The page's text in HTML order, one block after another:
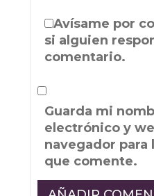
Avísame por
si alguien
comentario.
Guarda mi
electrónico y
navegador para
que comente.